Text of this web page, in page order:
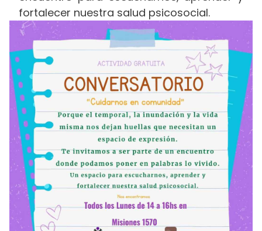
fortalecer nuestra salud psicosocial.